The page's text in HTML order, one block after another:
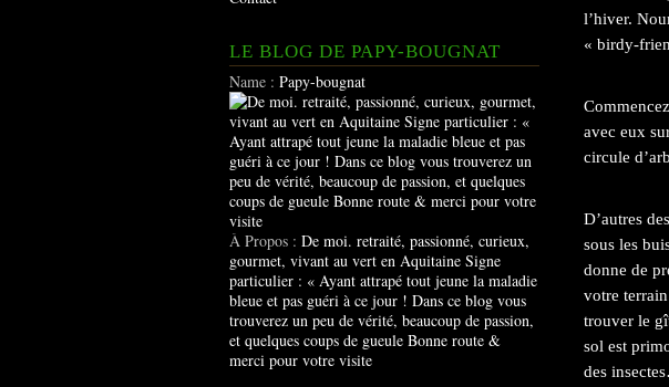
LE BLOG DE PAPY-BOUGNAT
Name : Papy-bougnat
À Propos : De moi. retraité, passionné, curieux,
gourmet, vivant au vert en Aquitaine Signe
particulier : « Ayant attrapé tout jeune la maladie
bleue et pas guéri à ce jour ! Dans ce blog vous
trouverez un peu de vérité, beaucoup de passion,
et quelques coups de gueule Bonne route &
merci pour votre visite
l’hiver.
« birdy-
avec eux
circule
D’autres
sous les
donne de
votre
trouver le
sol est
des